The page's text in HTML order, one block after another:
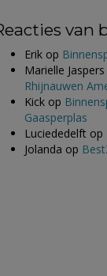
van
Erik op
Marielle Jaspers
Rhijnauwen
Kick op
Gaasperplas
Luciededelft op
Jolanda op